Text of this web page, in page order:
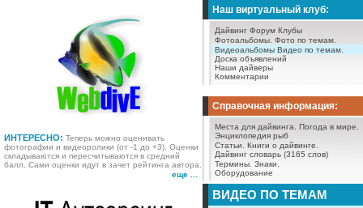
ИНТЕРЕСНО: Теперь можно оценивать
фотографии и видеоролики (от -1 до +3). Оценки
складываются и пересчитываются в средний
балл. Сами оценки идут в зачет рейтинга автора.
еще ...
Наш виртуальный клуб:
Дайвинг Форум Клубы
Фотоальбомы. Фото по темам.
Видеоальбомы Видео по темам.
Доска объявлений
Наши дайверы
Комментарии
Справочная информация:
Места для дайвинга.
Погода в мире.
Энциклопедия рыб
Статьи.
Книги о дайвинге.
Дайвинг словарь (3165 слов)
Термины. Знаки.
Оборудование
ВИДЕО ПО ТЕМАМ